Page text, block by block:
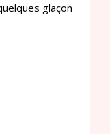
glaçon